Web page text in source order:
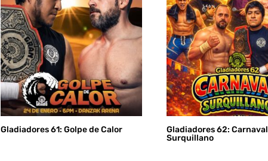
Gladiadores 61: Golpe de Calor
Gladiadores 62: Carnaval
Surquillano